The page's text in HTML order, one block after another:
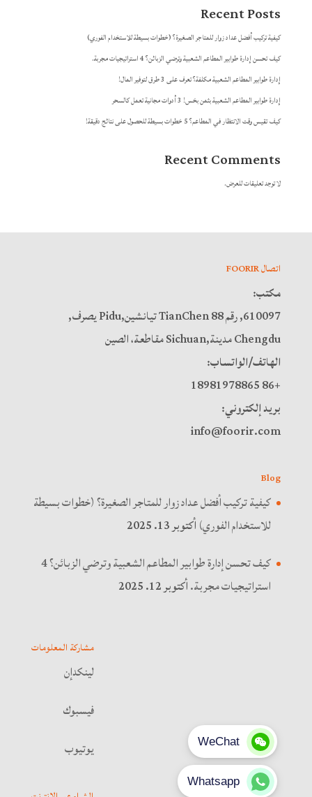
Recent Posts
كيفية تركيب أفضل عداد زوار للمتاجر الصغيرة؟ (خطوات بسيطة للاستخدام الفوري)
كيف تحسن إدارة طوابير المطاعم الشعبية وترضي الزبائن؟ 4 استراتيجيات مجربة.
إدارة طوابير المطاعم الشعبية مكلفة؟ تعرف على 3 طرق لتوفير المال!
إدارة طوابير المطاعم الشعبية بثمن بخس! 3 أدوات مجانية تعمل كالسحر
كيف تقيس وقت الانتظار في المطاعم؟ 5 خطوات بسيطة للحصول على نتائج دقيقة!
Recent Comments
لا توجد تعليقات للعرض.
اتصال FOORIR
مكتب:
610097, رقم 88 TianChen تيانشين,Pidu يصرف,
Chengdu مدينة,Sichuan مقاطعة، الصين
الهاتف/الواتساب:
+86 18981978865
بريد إلكتروني:
info@foorir.com
Blog
كيفية تركيب أفضل عداد زوار للمتاجر الصغيرة؟ (خطوات بسيطة
للاستخدام الفوري)أكتوبر 13. 2025
كيف تحسن إدارة طوابير المطاعم الشعبية وترضي الزبائن؟ 4
استراتيجيات مجربة.أكتوبر 12. 2025
مشاركة المعلومات
لينكدإن
فيسبوك
يوتيوب